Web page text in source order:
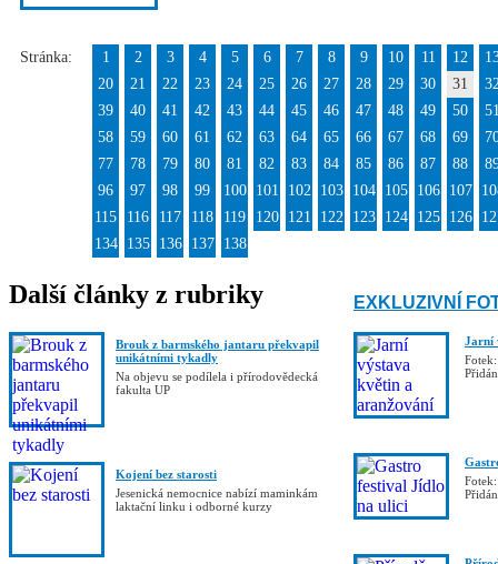
Stránka: 1 2 3 4 5 6 7 8 9 10 11 12
20
21 22 23 24 25 26 27 28 29 30 31
39
40 41 42 43 44 45 46 47 48 49 50
58
59 60 61 62 63 64 65 66 67 68 69
77
78 79 80 81 82 83 84 85 86 87 88
96
97 98 99 100 101 102 103 104 105 106 107
115
116 117 118 119 120 121 122 123 124 125 126
134
135 136 137 138
Další články z rubriky
Brouk z barmského jantaru překvapil
unikátními tykadly
Na objevu se podílela i přírodovědecká
fakulta UP
Kojení bez starosti
Jesenická nemocnice nabízí maminkám
laktační linku i odborné kurzy
EXKLUZIVNÍ
Jarní